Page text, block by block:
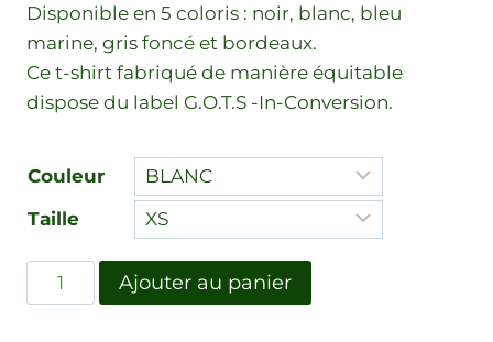
Disponible en 5 coloris : noir, blanc, bleu
marine, gris foncé et bordeaux.
Ce t-shirt fabriqué de manière équitable
dispose du label G.O.T.S -In-Conversion.
Couleur
Taille
Ajouter au panier